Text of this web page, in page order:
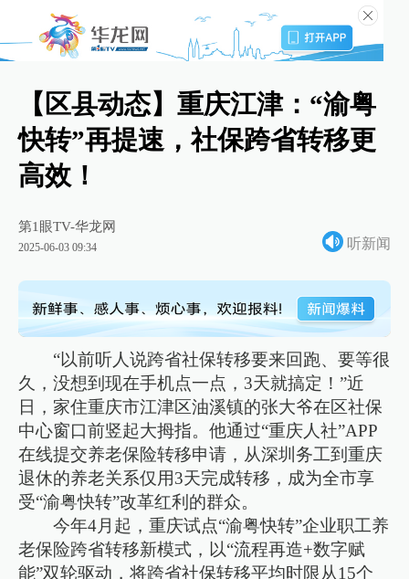
【区县动态】重庆江津：“渝粤
快转”再提速，社保跨省转移更
高效！
第1眼TV-华龙网
2025-06-03 09:34 听新闻
“以前听人说跨省社保转移要来回跑、要等很
久，没想到现在手机点一点，3天就搞定！”近
日，家住重庆市江津区油溪镇的张大爷在区社保
中心窗口前竖起大拇指。他通过“重庆人社”APP
在线提交养老保险转移申请，从深圳务工到重庆
退休的养老关系仅用3天完成转移，成为全市享
受“渝粤快转”改革红利的群众。
今年4月起，重庆试点“渝粤快转”企业职工养
老保险跨省转移新模式，以“流程再造+数字赋
能”双轮驱动，将跨省社保转移平均时限从15个